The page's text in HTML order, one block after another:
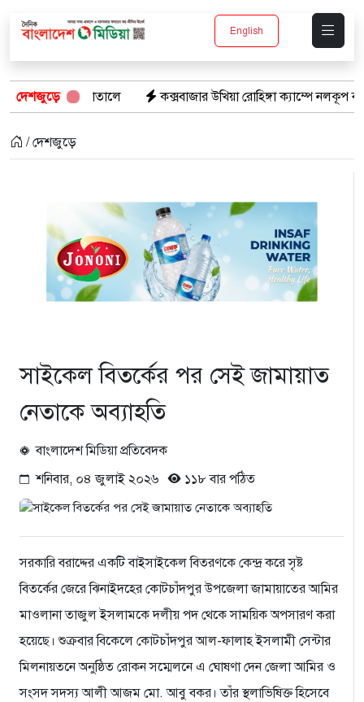
English
দেশজুড়ে কক্সবাজার উখিয়া রোহিঙ্গা ক্যাম্পে নলকূপ বসাতে গিয়ে
/ দেশজুড়ে
সাইকেল বিতর্কের পর সেই জামায়াত
নেতাকে অব্যাহতি
বাংলাদেশ মিডিয়া প্রতিবেদক
শনিবার, ০৪ জুলাই ২০২৬
১১৮ বার পঠিত
সরকারি বরাদ্দের একটি বাইসাইকেল বিতরণকে কেন্দ্র করে সৃষ্ট
বিতর্কের জেরে ঝিনাইদহের কোটচাঁদপুর উপজেলা জামায়াতের আমির
মাওলানা তাজুল ইসলামকে দলীয় পদ থেকে সাময়িক অপসারণ করা
হয়েছে। শুক্রবার বিকেলে কোটচাঁদপুর আল-ফালাহ ইসলামী সেন্টার
মিলনায়তনে অনুষ্ঠিত রোকন সম্মেলনে এ ঘোষণা দেন জেলা আমির ও
সংসদ সদস্য আলী আজম মো. আবু বকর। তাঁর স্থলাভিষিক্ত হিসেবে